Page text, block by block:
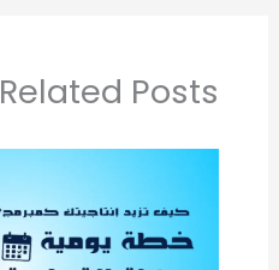
Related Posts